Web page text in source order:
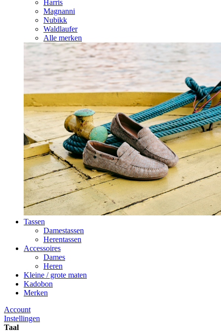
Harris
Magnanni
Nubikk
Waldlaufer
Alle merken
Tassen
Damestassen
Herentassen
Accessoires
Dames
Heren
Kleine / grote maten
Kadobon
Merken
Account
Instellingen
Taal